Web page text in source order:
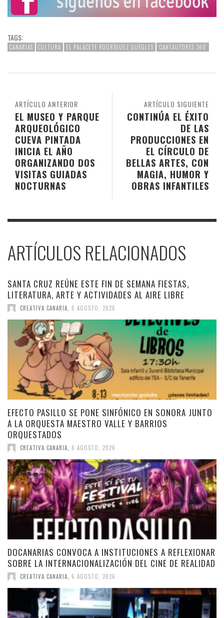
TAGS:
CANARIAS CULTURA EL PALACETE RODRÍGUEZ QUEGLES ‘CANTAUTORES 360’
ARTÍCULO SIGUIENTE
CONTINÚA EL ÉXITO
DE LAS
PRODUCCIONES EN
EL CÍRCULO DE
BELLAS ARTES, CON
MAGIA, HUMOR Y
OBRAS INFANTILES
ARTÍCULO ANTERIOR
EL MUSEO Y PARQUE
ARQUEOLÓGICO
CUEVA PINTADA
INICIA EL AÑO
ORGANIZANDO DOS
VISITAS GUIADAS
NOCTURNAS
ARTÍCULOS RELACIONADOS
SANTA CRUZ REÚNE ESTE FIN DE SEMANA FIESTAS,
LITERATURA, ARTE Y ACTIVIDADES AL AIRE LIBRE
CREATIVA CANARIA 6 AGOSTO, 2026
EFECTO PASILLO SE PONE SINFÓNICO EN SONORA JUNTO
A LA ORQUESTA MAESTRO VALLE Y BARRIOS
ORQUESTADOS
CREATIVA CANARIA 6 AGOSTO, 2026
DOCANARIAS CONVOCA A INSTITUCIONES A REFLEXIONAR
SOBRE LA INTERNACIONALIZACIÓN DEL CINE DE REALIDAD
CREATIVA CANARIA 6 AGOSTO, 2026